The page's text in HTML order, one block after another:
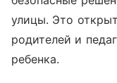
улицы. Это
родителей и
ребенка.